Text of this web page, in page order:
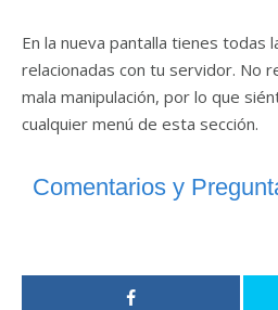
En la nueva pantalla tienes todas
relacionadas con tu servidor. No
mala manipulación, por lo que
cualquier menú de esta sección.
Comentarios y